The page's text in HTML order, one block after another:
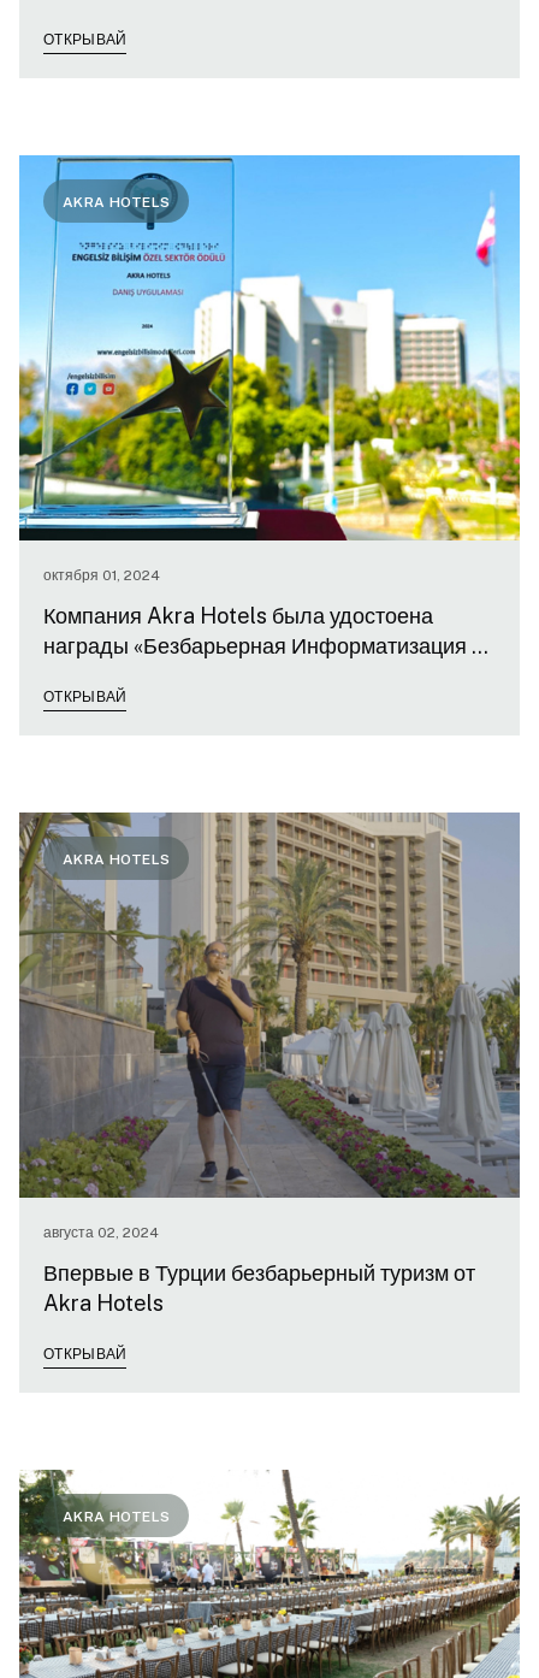
ОТКРЫВАЙ
октября 01, 2024
Компания Akra Hotels была удостоена
награды «Безбарьерная Информатизация в
(Консультант)
ОТКРЫВАЙ
AKRA HOTELS
августа 02, 2024
Впервые в Турции безбарьерный туризм от
Akra Hotels
ОТКРЫВАЙ
AKRA HOTELS
AKRA HOTELS